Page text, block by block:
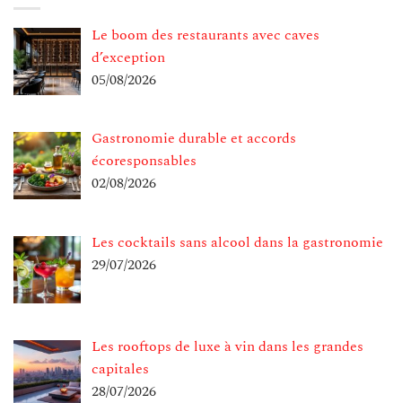
Le boom des restaurants avec caves
d’exception
05/08/2026
Gastronomie durable et accords
écoresponsables
02/08/2026
Les cocktails sans alcool dans la gastronomie
29/07/2026
Les rooftops de luxe à vin dans les grandes
capitales
28/07/2026